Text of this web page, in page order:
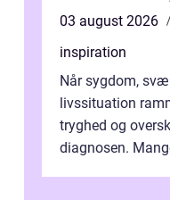
03 august 2026
inspiration
Når sygdom,
livssituation
tryghed og
diagnosen.